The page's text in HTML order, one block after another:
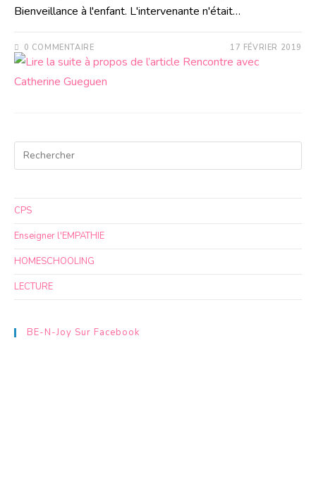
Bienveillance à l'enfant. L'intervenante n'était…
0 COMMENTAIRE 17 FÉVRIER 2019
CPS
Enseigner l'EMPATHIE
HOMESCHOOLING
LECTURE
BE-N-Joy Sur Facebook